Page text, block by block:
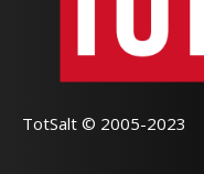
TotSalt © 2005-2023